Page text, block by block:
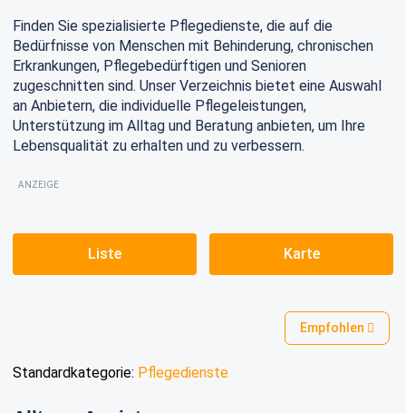
Finden Sie spezialisierte Pflegedienste, die auf die
Bedürfnisse von Menschen mit Behinderung, chronischen
Erkrankungen, Pflegebedürftigen und Senioren
zugeschnitten sind. Unser Verzeichnis bietet eine Auswahl
an Anbietern, die individuelle Pflegeleistungen,
Unterstützung im Alltag und Beratung anbieten, um Ihre
Lebensqualität zu erhalten und zu verbessern.
ANZEIGE
Liste Karte
Empfohlen
Standardkategorie: Pflegedienste